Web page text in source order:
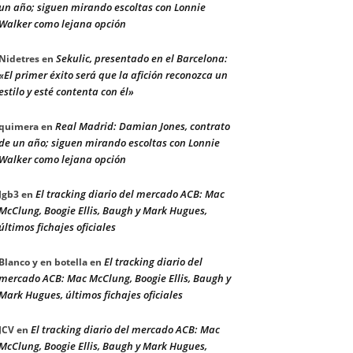
año; siguen mirando escoltas con Lonnie
Walker como lejana opción
Nidetresen Sekulic, presentado en el Barcelona:
primer éxito será que la afición reconozca un
y esté contenta con él»
en Real Madrid: Damian Jones, contrato
un año; siguen mirando escoltas con Lonnie
Walker como lejana opción
Jgb3en El tracking diario del mercado ACB: Mac
Boogie Ellis, Baugh y Mark Hugues,
fichajes oficiales
Blanco y en botellaen El tracking diario del
ACB: Mac McClung, Boogie Ellis, Baugh y
Hugues, últimos fichajes oficiales
JCVen El tracking diario del mercado ACB: Mac
Boogie Ellis, Baugh y Mark Hugues,